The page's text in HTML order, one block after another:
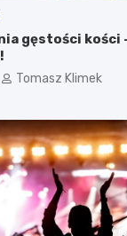
gęstości kości
Tomasz Klimek